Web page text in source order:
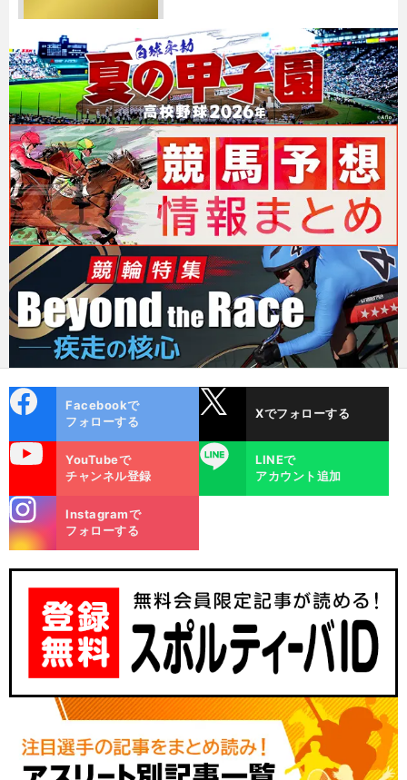
ok
Facebookで
フォローする
Xでフォローする
YouTubeで
チャンネル登録
LINE
LINEで
アカウント追加
m
Instagramで
フォローする